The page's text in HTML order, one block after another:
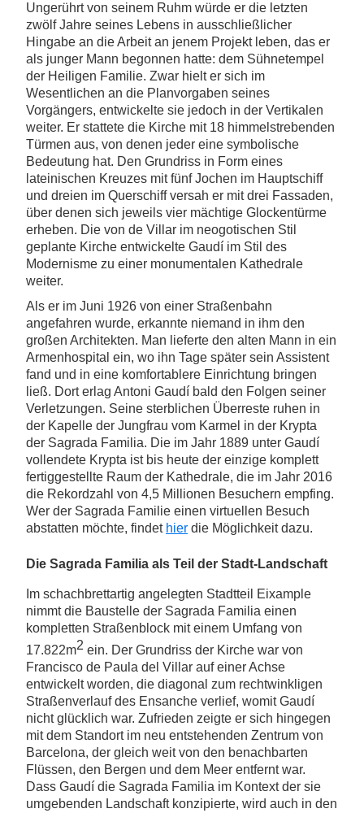
Ungerührt von seinem Ruhm würde er die letzten
zwölf Jahre seines Lebens in ausschließlicher
Hingabe an die Arbeit an jenem Projekt leben, das er
als junger Mann begonnen hatte: dem Sühnetempel
der Heiligen Familie. Zwar hielt er sich im
Wesentlichen an die Planvorgaben seines
Vorgängers, entwickelte sie jedoch in der Vertikalen
weiter. Er stattete die Kirche mit 18 himmelstrebenden
Türmen aus, von denen jeder eine symbolische
Bedeutung hat. Den Grundriss in Form eines
lateinischen Kreuzes mit fünf Jochen im Hauptschiff
und dreien im Querschiff versah er mit drei Fassaden,
über denen sich jeweils vier mächtige Glockentürme
erheben. Die von de Villar im neogotischen Stil
geplante Kirche entwickelte Gaudí im Stil des
Modernisme zu einer monumentalen Kathedrale
weiter.
Als er im Juni 1926 von einer Straßenbahn
angefahren wurde, erkannte niemand in ihm den
großen Architekten. Man lieferte den alten Mann in ein
Armenhospital ein, wo ihn Tage später sein Assistent
fand und in eine komfortablere Einrichtung bringen
ließ. Dort erlag Antoni Gaudí bald den Folgen seiner
Verletzungen. Seine sterblichen Überreste ruhen in
der Kapelle der Jungfrau vom Karmel in der Krypta
der Sagrada Familia. Die im Jahr 1889 unter Gaudí
vollendete Krypta ist bis heute der einzige komplett
fertiggestellte Raum der Kathedrale, die im Jahr 2016
die Rekordzahl von 4,5 Millionen Besuchern empfing.
Wer der Sagrada Familie einen virtuellen Besuch
abstatten möchte, findet hier die Möglichkeit dazu.
Die Sagrada Familia als Teil der Stadt-Landschaft
Im schachbrettartig angelegten Stadtteil Eixample
nimmt die Baustelle der Sagrada Familia einen
kompletten Straßenblock mit einem Umfang von
17.822m2 ein. Der Grundriss der Kirche war von
Francisco de Paula del Villar auf einer Achse
entwickelt worden, die diagonal zum rechtwinkligen
Straßenverlauf des Ensanche verlief, womit Gaudí
nicht glücklich war. Zufrieden zeigte er sich hingegen
mit dem Standort im neu entstehenden Zentrum von
Barcelona, der gleich weit von den benachbarten
Flüssen, den Bergen und dem Meer entfernt war.
Dass Gaudí die Sagrada Familia im Kontext der sie
umgebenden Landschaft konzipierte, wird auch in den